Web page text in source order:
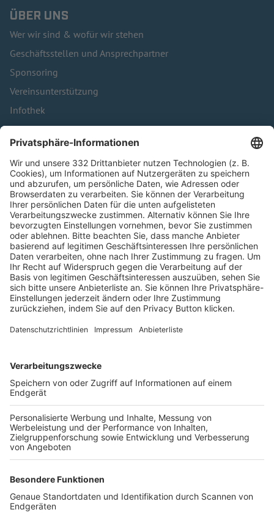
ÜBER UNS
Wer wir sind & wofür wir stehen
Geschäftsstellen und Ansprechpartner
Sponsoring
Vereinsunterstützung
Infothek
Kontakt
HÄUFIG BESUCHTE SEITEN
Pässe und Vereinswechsel
Trainerausbildung
Schulungsangebot Vereinsmitarbeiter
BFV-Geschäftsstellen
Trainerbörse
Login SpielPlus
FOLGE DEM BFV
TOP-VEREINE
TOP-PARTNER